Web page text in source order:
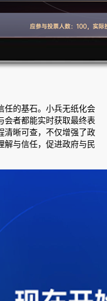
任的基石。小兵无纸化会
会者都能实时获取最终表
清晰可查，不仅增强了政
解与信任，促进政府与民